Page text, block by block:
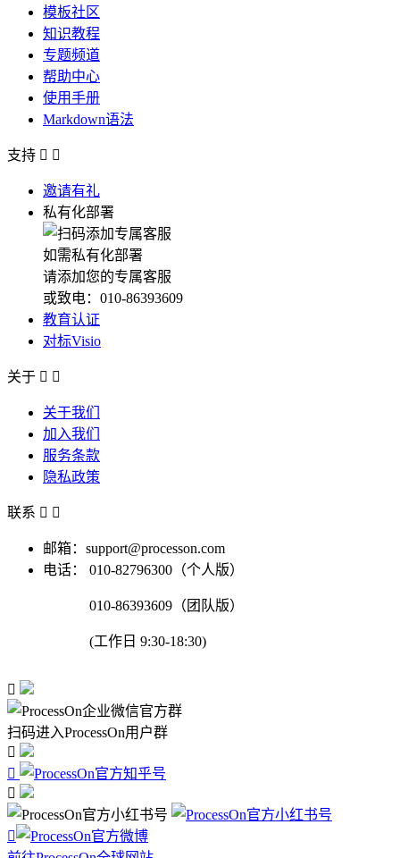
模板社区
知识教程
专题频道
帮助中心
使用手册
Markdown语法
支持  
邀请有礼
私有化部署
如需私有化部署
请添加您的专属客服
或致电：010-86393609
教育认证
对标Visio
关于  
关于我们
加入我们
服务条款
隐私政策
联系  
邮箱：support@processon.com
电话：
010-82796300（个人版）
010-86393609（团队版）
(工作日 9:30-18:30)

扫码进入ProcessOn用户群



